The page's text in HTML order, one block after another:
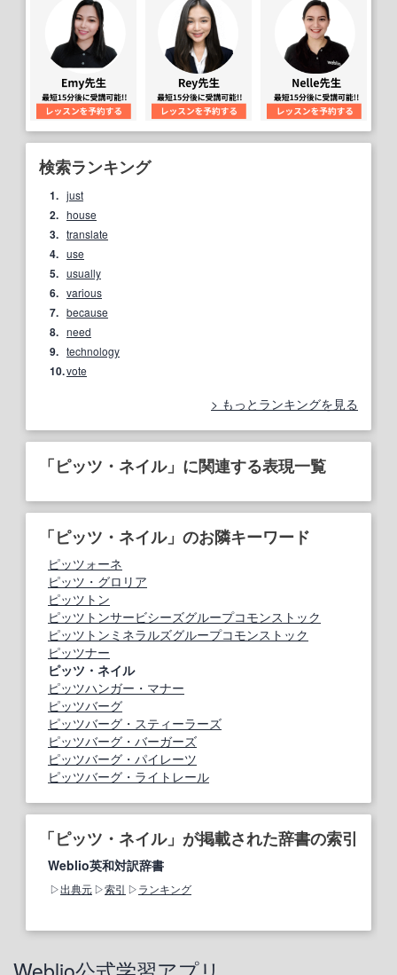
検索ランキング
1. just
2. house
3. translate
4. use
5. usually
6. various
7. because
8. need
9. technology
10.vote
もっとランキングを見る
「ピッツ・ネイル」に関連する表現一覧
「ピッツ・ネイル」のお隣キーワード
ピッツォーネ
ピッツ・グロリア
ピッツトン
ピッツトンサービシーズグループコモンストック
ピッツトンミネラルズグループコモンストック
ピッツナー
ピッツ・ネイル
ピッツハンガー・マナー
ピッツバーグ
ピッツバーグ・スティーラーズ
ピッツバーグ・バーガーズ
ピッツバーグ・パイレーツ
ピッツバーグ・ライトレール
「ピッツ・ネイル」が掲載された辞書の索引
Weblio英和対訳辞書
出典元 索引 ランキング